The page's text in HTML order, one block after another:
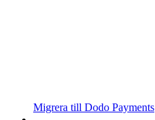
Migrera till Dodo Payments